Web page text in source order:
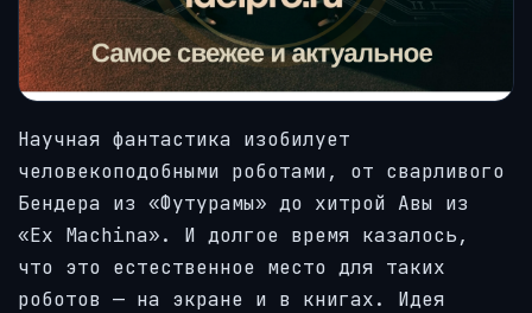
Научная фантастика изобилует
человекоподобными роботами, от сварливого
Бендера из «Футурамы» до хитрой Авы из
«Ex Machina». И долгое время казалось,
что это естественное место для таких
роботов — на экране и в книгах. Идея